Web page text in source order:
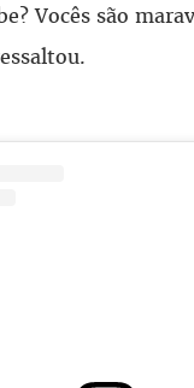
Vocês são